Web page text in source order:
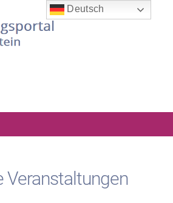
Veranstaltungen
Deutsch